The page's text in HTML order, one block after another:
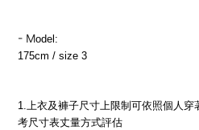
- Model:
175cm / size 3
1.上衣及褲子尺寸上限制 可依照個人穿
考尺寸表丈量方式評估